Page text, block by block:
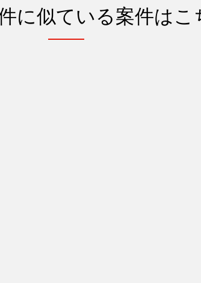
に似ている案件はこ